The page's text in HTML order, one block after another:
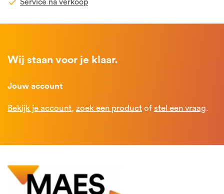
Service na verkoop
Wij staan voor je klaar.
Jouw account
Bekijk je account, zoek een product of stel een vraag.